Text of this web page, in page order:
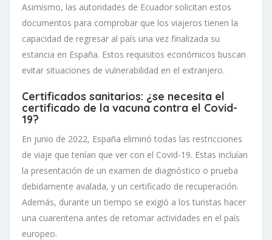
Asimismo, las autoridades de Ecuador solicitan estos
documentos para comprobar que los viajeros tienen la
capacidad de regresar al país una vez finalizada su
estancia en España. Estos requisitos económicos buscan
evitar situaciones de vulnerabilidad en el extranjero.
Certificados sanitarios: ¿se necesita el
certificado de la vacuna contra el Covid-
19?
En junio de 2022, España eliminó todas las restricciones
de viaje que tenían que ver con el Covid-19. Estas incluían
la presentación de un examen de diagnóstico o prueba
debidamente avalada, y un certificado de recuperación.
Además, durante un tiempo se exigió a los turistas hacer
una cuarentena antes de retomar actividades en el país
europeo.